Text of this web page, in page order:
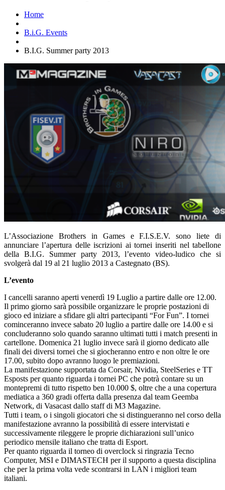
Home
B.i.G. Events
B.I.G. Summer party 2013
L’Associazione Brothers in Games e F.I.S.E.V. sono liete di
annunciare l’apertura delle iscrizioni ai tornei inseriti nel tabellone
della B.I.G. Summer party 2013, l’evento video-ludico che si
svolgerà dal 19 al 21 luglio 2013 a Castegnato (BS).
L’evento
I cancelli saranno aperti venerdì 19 Luglio a partire dalle ore 12.00.
Il primo giorno sarà possibile organizzare le proprie postazioni di
gioco ed iniziare a sfidare gli altri partecipanti “For Fun”. I tornei
cominceranno invece sabato 20 luglio a partire dalle ore 14.00 e si
concluderanno solo quando saranno ultimati tutti i match presenti in
cartellone. Domenica 21 luglio invece sarà il giorno dedicato alle
finali dei diversi tornei che si giocheranno entro e non oltre le ore
17.00, subito dopo avranno luogo le premiazioni.
La manifestazione supportata da Corsair, Nvidia, SteelSeries e TT
Esposts per quanto riguarda i tornei PC che potrà contare su un
montepremi di tutto rispetto ben 10.000 $, oltre che a una copertura
mediatica a 360 gradi offerta dalla presenza dal team Geemba
Network, di Vasacast dallo staff di M3 Magazine.
Tutti i team, o i singoli giocatori che si distingueranno nel corso della
manifestazione avranno la possibilità di essere intervistati e
successivamente rileggere le proprie dichiarazioni sull’unico
periodico mensile italiano che tratta di Esport.
Per quanto riguarda il torneo di overclock si ringrazia Tecno
Computer, MSI e DIMASTECH per il supporto a questa disciplina
che per la prima volta vede scontrarsi in LAN i migliori team
italiani.